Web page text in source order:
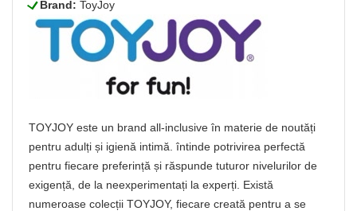
LBrand: ToyJoy
TOYJOY este un brand all-inclusive în materie de noutăți
pentru adulți și igienă intimă. întinde potrivirea perfectă
pentru fiecare preferință și răspunde tuturor nivelurilor de
exigență, de la neexperimentați la experți. Există
numeroase colecții TOYJOY, fiecare creată pentru a se